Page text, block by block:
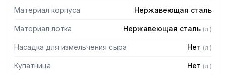
Материал корпуса Нержавеющая сталь
Материал лотка Нержавеющая сталь (л.)
Насадка для измельчения сыра Нет (л.)
Купатница Нет (л.)